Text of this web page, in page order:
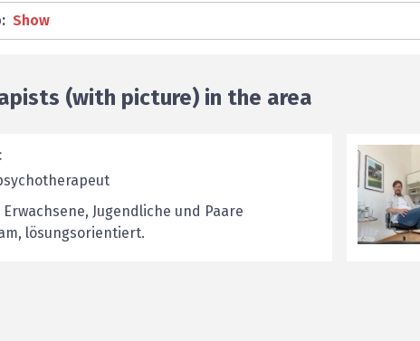
: Show
(with picture) in the area
Jugendliche und Paare
lösungsorientiert.